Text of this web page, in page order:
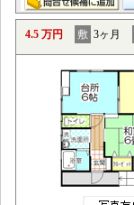
4.5 万円 敷 3ヶ月